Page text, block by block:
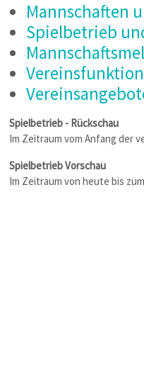
Mannschaften
Spielbetrieb
Spielbetrieb - Rückschau
Im Zeitraum vom Anfang der
Spielbetrieb Vorschau
Im Zeitraum von heute bis